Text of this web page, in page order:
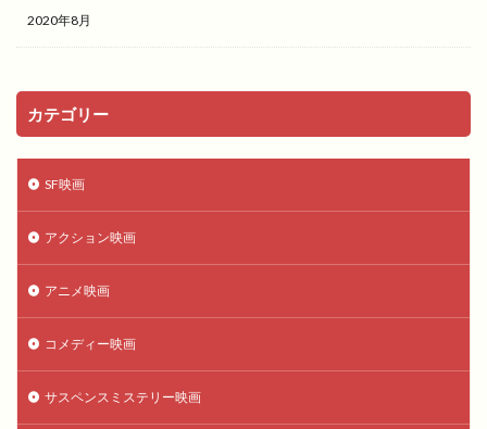
2020年8月
カテゴリー
SF映画
アクション映画
アニメ映画
コメディー映画
サスペンスミステリー映画